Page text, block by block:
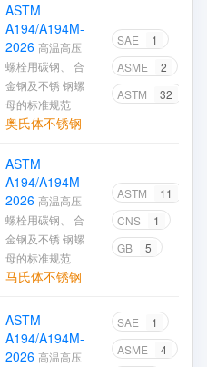
ASTM
A194/A194M-
2026 高温高压
螺栓用碳钢、 合
金钢及不锈 钢螺
母的标准规范
奥氏体不锈钢
SAE
1
ASME
2
ASTM
32
ASTM
A194/A194M-
2026 高温高压
螺栓用碳钢、 合
金钢及不锈 钢螺
母的标准规范
马氏体不锈钢
ASTM
11
CNS
1
GB
5
ASTM
A194/A194M-
2026 高温高压
SAE
1
ASME
4